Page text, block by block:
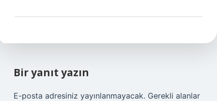
Bir yanıt yazın
E-posta adresiniz yayınlanmayacak. Gerekli alanlar